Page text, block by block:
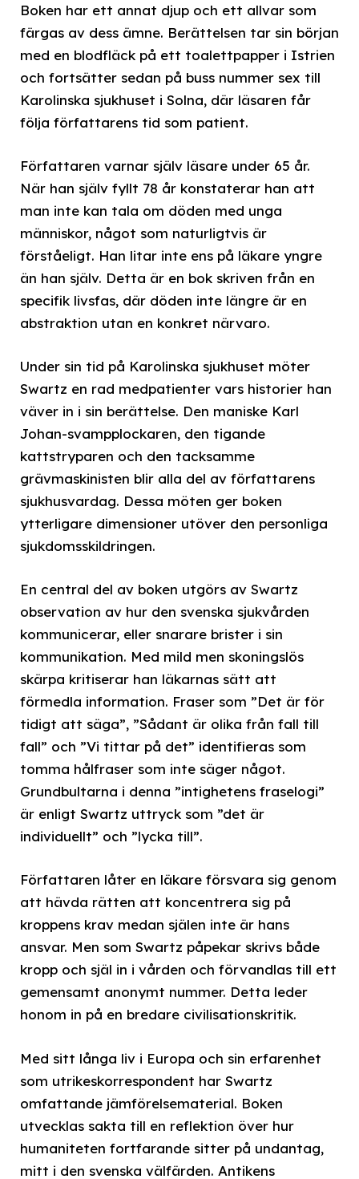
Boken har ett annat djup och ett allvar som
färgas av dess ämne. Berättelsen tar sin början
med en blodfläck på ett toalettpapper i Istrien
och fortsätter sedan på buss nummer sex till
Karolinska sjukhuset i Solna, där läsaren får
följa författarens tid som patient.
Författaren varnar själv läsare under 65 år.
När han själv fyllt 78 år konstaterar han att
man inte kan tala om döden med unga
människor, något som naturligtvis är
förståeligt. Han litar inte ens på läkare yngre
än han själv. Detta är en bok skriven från en
specifik livsfas, där döden inte längre är en
abstraktion utan en konkret närvaro.
Under sin tid på Karolinska sjukhuset möter
Swartz en rad medpatienter vars historier han
väver in i sin berättelse. Den maniske Karl
Johan-svampplockaren, den tigande
kattstryparen och den tacksamme
grävmaskinisten blir alla del av författarens
sjukhusvardag. Dessa möten ger boken
ytterligare dimensioner utöver den personliga
sjukdomsskildringen.
En central del av boken utgörs av Swartz
observation av hur den svenska sjukvården
kommunicerar, eller snarare brister i sin
kommunikation. Med mild men skoningslös
skärpa kritiserar han läkarnas sätt att
förmedla information. Fraser som ”Det är för
tidigt att säga”, ”Sådant är olika från fall till
fall” och ”Vi tittar på det” identifieras som
tomma hålfraser som inte säger något.
Grundbultarna i denna ”intighetens fraselogi”
är enligt Swartz uttryck som ”det är
individuellt” och ”lycka till”.
Författaren låter en läkare försvara sig genom
att hävda rätten att koncentrera sig på
kroppens krav medan själen inte är hans
ansvar. Men som Swartz påpekar skrivs både
kropp och själ in i vården och förvandlas till ett
gemensamt anonymt nummer. Detta leder
honom in på en bredare civilisationskritik.
Med sitt långa liv i Europa och sin erfarenhet
som utrikeskorrespondent har Swartz
omfattande jämförelsematerial. Boken
utvecklas sakta till en reflektion över hur
humaniteten fortfarande sitter på undantag,
mitt i den svenska välfärden. Antikens